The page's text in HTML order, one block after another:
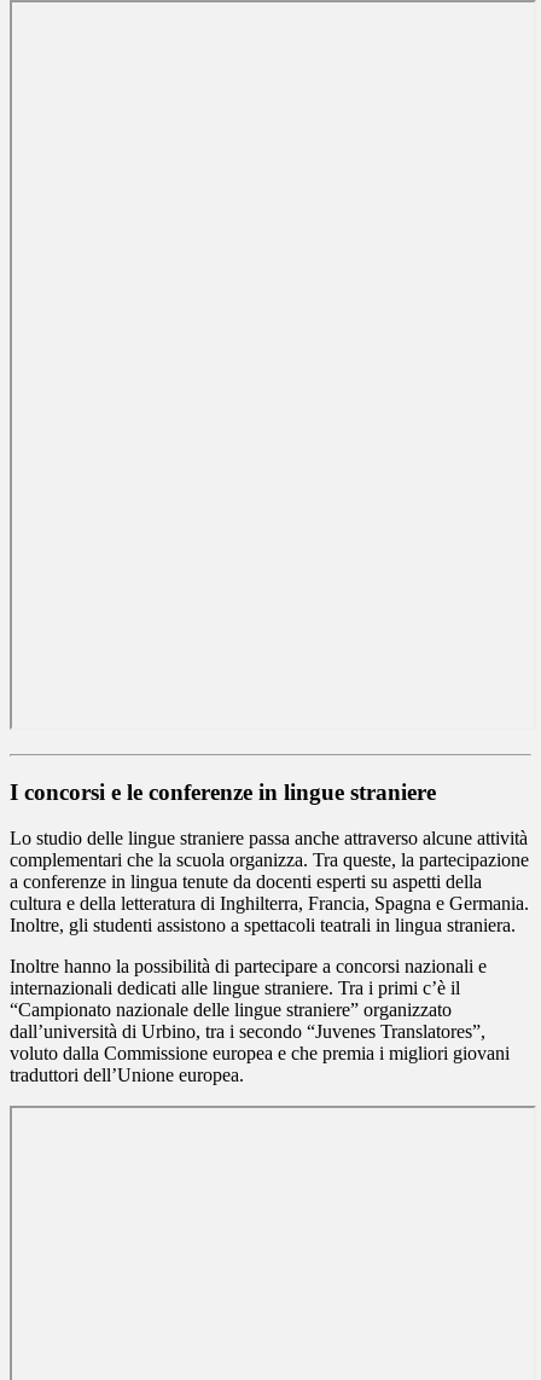
I concorsi e le conferenze in lingue straniere
Lo studio delle lingue straniere passa anche attraverso alcune attività
complementari che la scuola organizza. Tra queste, la partecipazione
a conferenze in lingua tenute da docenti esperti su aspetti della
cultura e della letteratura di Inghilterra, Francia, Spagna e Germania.
Inoltre, gli studenti assistono a spettacoli teatrali in lingua straniera.
Inoltre hanno la possibilità di partecipare a concorsi nazionali e
internazionali dedicati alle lingue straniere. Tra i primi c’è il
“Campionato nazionale delle lingue straniere” organizzato
dall’università di Urbino, tra i secondo “Juvenes Translatores”,
voluto dalla Commissione europea e che premia i migliori giovani
traduttori dell’Unione europea.